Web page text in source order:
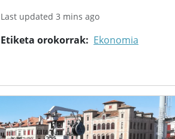
Last updated 3 mins ago
Etiketa orokorrak Ekonomia